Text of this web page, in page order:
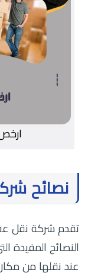
نصائح
تقدم شركة نقل
النصائح
عند نقلها من